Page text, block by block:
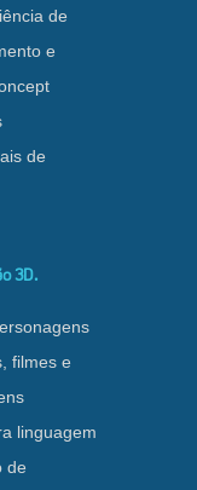
de
e
de
3D.
filmes e
linguagem
de